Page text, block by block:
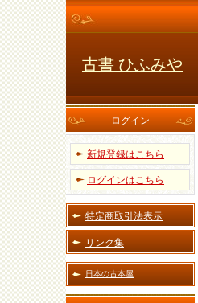
古書 ひふみや
ログイン
新規登録はこちら
ログインはこちら
特定商取引法表示
リンク集
日本の古本屋